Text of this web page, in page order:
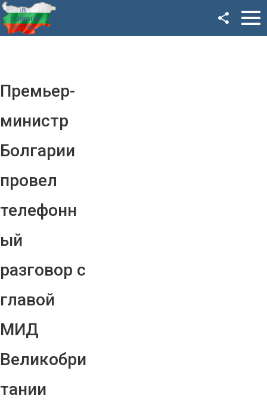
Премьер-
министр
Болгарии
провел
телефонн
ый
разговор с
главой
МИД
Великобри
тании